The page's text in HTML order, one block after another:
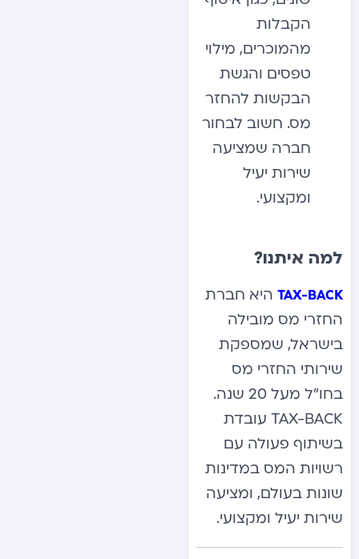
הקבלות
מהמוכרים, מילוי
טפסים והגשת
הבקשות להחזר
מס. חשוב לבחור
חברה שמציעה
שירות יעיל
ומקצועי.
למה איתנו?
TAX-BACK היא חברת
החזרי מס מובילה
בישראל, שמספקת
שירותי החזרי מס
בחו”ל מעל 20 שנה.
TAX-BACK עובדת
בשיתוף פעולה עם
רשויות המס במדינות
שונות בעולם, ומציעה
שירות יעיל ומקצועי.